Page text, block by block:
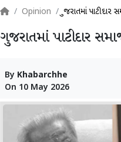
Opinion ગુજરાતમાં
ગુજરાતમાં પાટીદાર
By Khabarchhe
On 10 May 2026